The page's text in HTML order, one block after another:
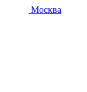
Москва